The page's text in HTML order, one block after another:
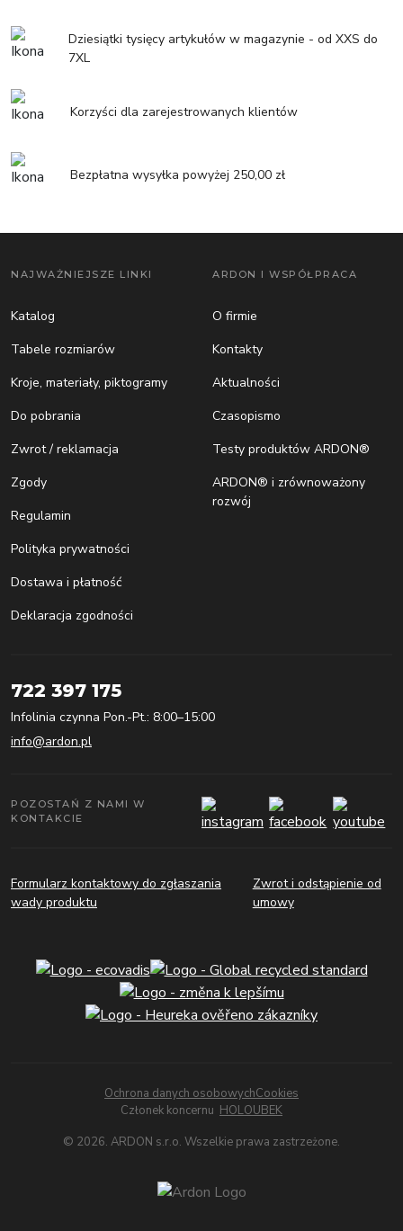
Dziesiątki tysięcy artykułów w magazynie - od XXS do
7XL
Korzyści dla zarejestrowanych klientów
Bezpłatna wysyłka powyżej 250,00 zł
NAJWAŻNIEJSZE LINKI
Katalog
Tabele rozmiarów
Kroje, materiały, piktogramy
Do pobrania
Zwrot / reklamacja
Zgody
Regulamin
Polityka prywatności
Dostawa i płatność
Deklaracja zgodności
ARDON I WSPÓŁPRACA
O firmie
Kontakty
Aktualności
Czasopismo
Testy produktów ARDON®
ARDON® i zrównoważony
rozwój
722 397 175
Infolinia czynna Pon.-Pt.: 8:00–15:00
info@ardon.pl
POZOSTAŃ Z NAMI W
KONTAKCIE
Formularz kontaktowy do zgłaszania
wady produktu
Zwrot i odstąpienie od
umowy
Ochrona danych osobowychCookies
Członek koncernu HOLOUBEK
© 2026. ARDON s.r.o. Wszelkie prawa zastrzeżone.